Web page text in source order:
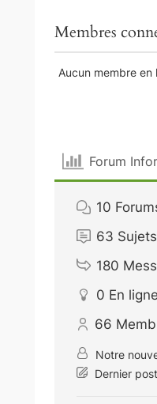
Membres
Aucun membre
Forum
10
63 Sujets
180
0 En ligne
66
Notre
Dernier